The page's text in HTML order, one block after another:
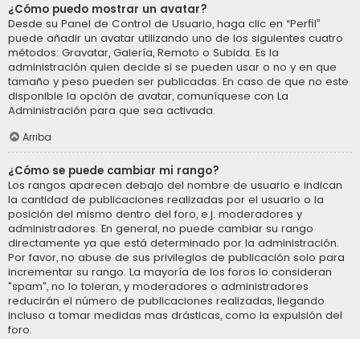
¿Cómo puedo mostrar un avatar?
Desde su Panel de Control de Usuario, haga clic en “Perfil”
puede añadir un avatar utilizando uno de los siguientes cuatro
métodos: Gravatar, Galería, Remoto o Subida. Es la
administración quien decide si se pueden usar o no y en que
tamaño y peso pueden ser publicadas. En caso de que no este
disponible la opción de avatar, comuníquese con La
Administración para que sea activada.
Arriba
¿Cómo se puede cambiar mi rango?
Los rangos aparecen debajo del nombre de usuario e indican
la cantidad de publicaciones realizadas por el usuario o la
posición del mismo dentro del foro, e.j. moderadores y
administradores. En general, no puede cambiar su rango
directamente ya que está determinado por la administración.
Por favor, no abuse de sus privilegios de publicación solo para
incrementar su rango. La mayoría de los foros lo consideran
"spam", no lo toleran, y moderadores o administradores
reducirán el número de publicaciones realizadas, llegando
incluso a tomar medidas mas drásticas, como la expulsión del
foro.